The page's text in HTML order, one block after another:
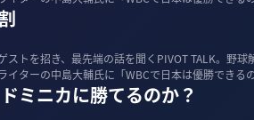
ストを招き、最先端の話を聞くPIVOT TALK。野球
ターの中島大輔氏に「WBCで日本は優勝できる
ミニカに勝てるのか？